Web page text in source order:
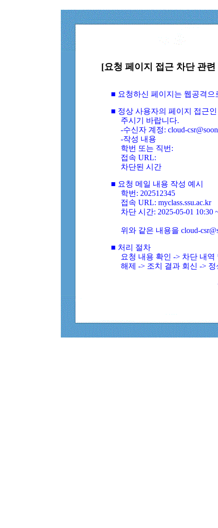
[요청 페이지 접근 차단 관
■ 요청하신 페이지는 웹공격
■ 정상 사용자의 페이지 접근
주시기 바랍니다.
-수신자 계정: cloud-
-작성 내용
학번 또는 직번:
접속 URL:
차단된 시간
■ 요청 메일 내용 작성 예시
학번: 202512345
접속 URL: myclass.ssu.ac.kr
차단 시간: 2025-05-01 10:30
위와 같은 내용을 cloud-
■ 처리 절차
요청 내용 확인 -> 차단 내
해제 -> 조치 결과 회신 ->